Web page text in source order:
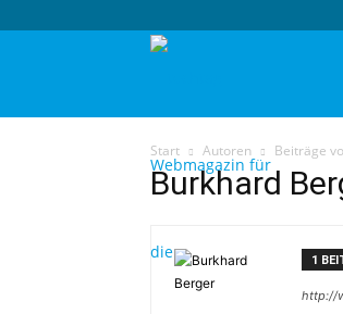
Start Autoren Beiträge
Burkhard
1
http://